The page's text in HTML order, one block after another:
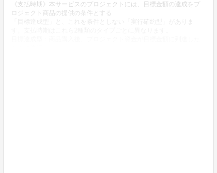
《支払時期》本サービスのプロジェクトには、目標金額の達成をプ
ロジェクト商品の提供の条件とする